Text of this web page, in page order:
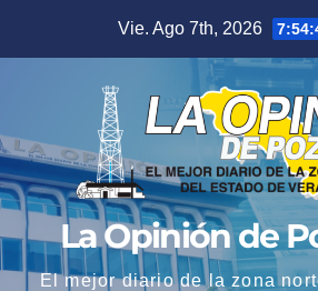
Vie. Ago 7th, 2026
La Opinión de
El mejor diario de la zona